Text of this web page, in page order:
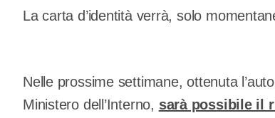
La carta d’identità verrà, solo
Nelle prossime settimane, ottenuta
Ministero dell’Interno, sarà possibile il